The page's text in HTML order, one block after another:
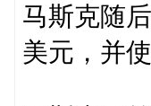
马斯克随
美元，并